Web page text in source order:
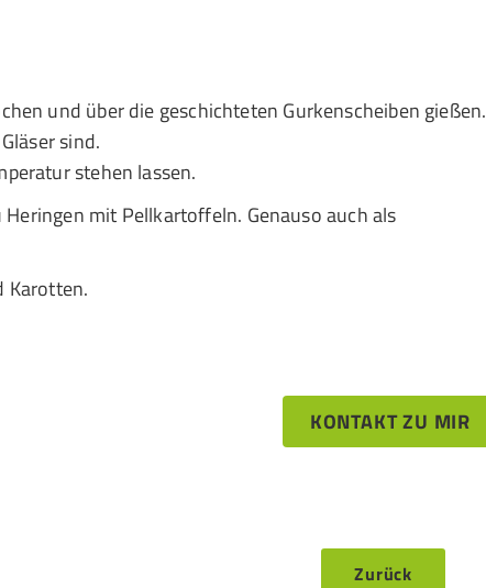
und über die geschichteten Gurkenscheiben gießen.
sind.
stehen lassen.
mit Pellkartoffeln. Genauso auch als
Karotten.
KONTAKT ZU MIR
Zurück